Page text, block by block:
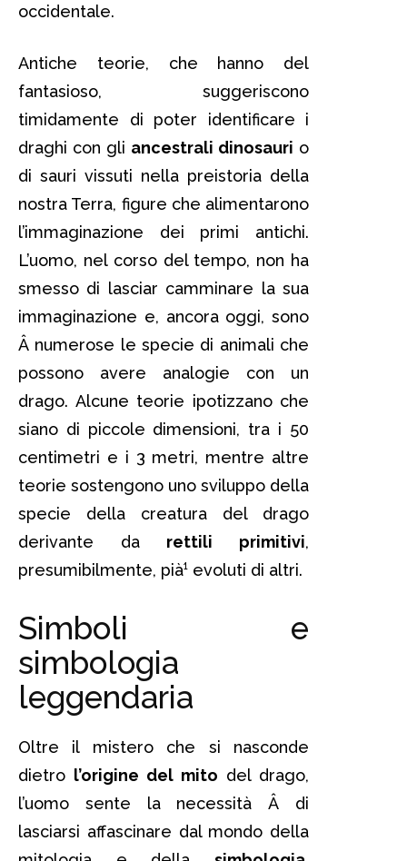
occidentale.
Antiche teorie, che hanno del
fantasioso, suggeriscono
timidamente di poter identificare i
draghi con gli ancestrali dinosauri o
di sauri vissuti nella preistoria della
nostra Terra, figure che alimentarono
l’immaginazione dei primi antichi.
L’uomo, nel corso del tempo, non ha
smesso di lasciar camminare la sua
immaginazione e, ancora oggi, sono
Â numerose le specie di animali che
possono avere analogie con un
drago. Alcune teorie ipotizzano che
siano di piccole dimensioni, tra i 50
centimetri e i 3 metri, mentre altre
teorie sostengono uno sviluppo della
specie della creatura del drago
derivante da rettili primitivi,
presumibilmente, pià¹ evoluti di altri.
Simboli e
simbologia
leggendaria
Oltre il mistero che si nasconde
dietro l’origine del mito del drago,
l’uomo sente la necessità Â di
lasciarsi affascinare dal mondo della